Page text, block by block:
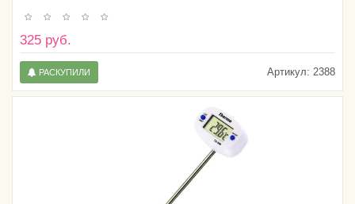
325 руб.
Артикул: 2388
РАСКУПИЛИ